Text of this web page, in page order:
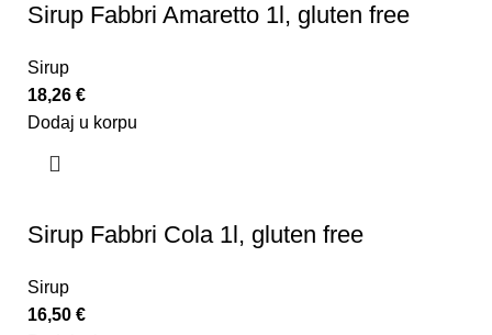
Sirup Fabbri Amaretto 1l, gluten free
Sirup
18,26 €
Dodaj u korpu
Sirup Fabbri Cola 1l, gluten free
Sirup
16,50 €